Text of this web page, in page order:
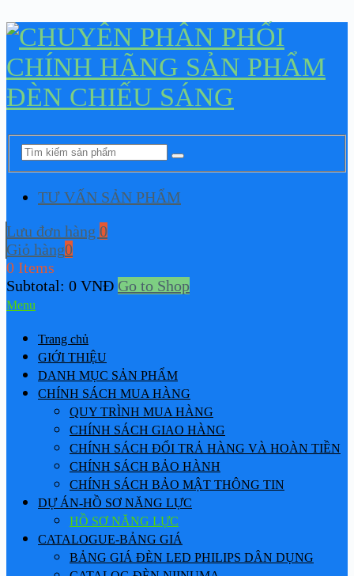
TƯ VẤN SẢN PHẨM
Lưu đơn hàng 0
Giỏ hàng0
0 Items
Subtotal: 0 VNĐ Go to Shop
Menu
Trang chủ
GIỚI THIỆU
DANH MỤC SẢN PHẨM
CHÍNH SÁCH MUA HÀNG
QUY TRÌNH MUA HÀNG
CHÍNH SÁCH GIAO HÀNG
CHÍNH SÁCH ĐỔI TRẢ HÀNG VÀ HOÀN TIỀN
CHÍNH SÁCH BẢO HÀNH
CHÍNH SÁCH BẢO MẬT THÔNG TIN
DỰ ÁN-HỒ SƠ NĂNG LỰC
HỒ SƠ NĂNG LỰC
CATALOGUE-BẢNG GIÁ
BẢNG GIÁ ĐÈN LED PHILIPS DÂN DỤNG